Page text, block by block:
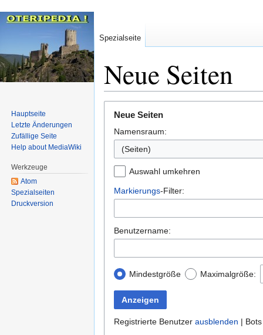
Neue Seiten
Navigation
springen
Suche
springen
Neue Seiten
Namensraum:
(Seiten)
Auswahl umkehren
Markierungs-Filter:
Benutzername:
Mindestgröße Maximalgröße:
Anzeigen
Registrierte Benutzer ausblenden |
Spezialseite
Hauptseite
Letzte Änderungen
Zufällige Seite
Help about MediaWiki
Werkzeuge
Atom
Spezialseiten
Druckversion